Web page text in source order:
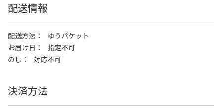
配送情報
配送方法
ゆうパケット
お届け日
指定不可
のし
対応不可
決済方法